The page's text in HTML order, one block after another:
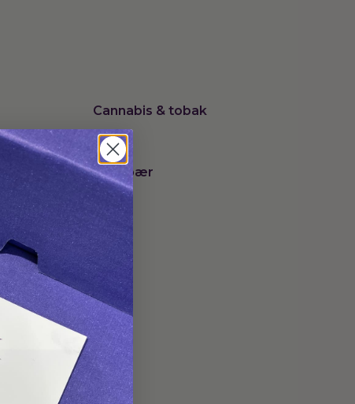
Cannabis & tobak
Frugt
Kirsebær
Musk
Rose
Træ